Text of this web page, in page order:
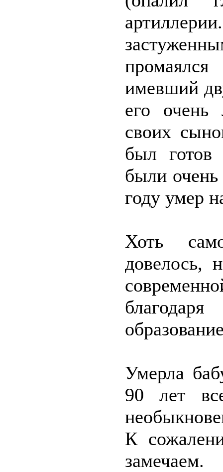
имевший
его
своих
был
были
году умер
Хоть
довелось,
Умерла
90 лет
К
замечаем.